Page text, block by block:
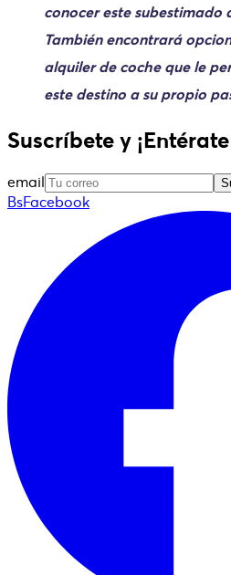
conocer este subestimado
También encontrará
alquiler de coche que le
este destino a su propio
Suscríbete y
email
BsFacebook